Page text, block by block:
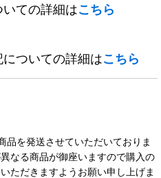
ての詳細はこちら
ついての詳細はこちら
品を発送させていただいておりま
なる商品が御座いますので購入の
ただきますようお願い申し上げま